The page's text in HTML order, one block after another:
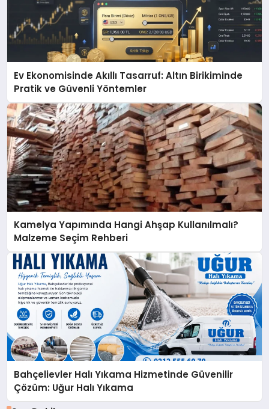
Ev Ekonomisinde Akıllı Tasarruf: Altın Birikiminde
Pratik ve Güvenli Yöntemler
Kamelya Yapımında Hangi Ahşap Kullanılmalı?
Malzeme Seçim Rehberi
Bahçelievler Halı Yıkama Hizmetinde Güvenilir
Çözüm: Uğur Halı Yıkama